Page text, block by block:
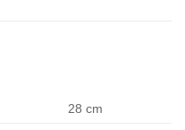
28 cm